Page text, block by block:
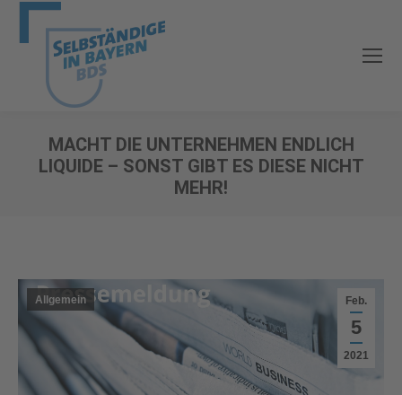
MACHT DIE UNTERNEHMEN ENDLICH
LIQUIDE – SONST GIBT ES DIESE NICHT
MEHR!
Feb.
5
2021
Allgemein